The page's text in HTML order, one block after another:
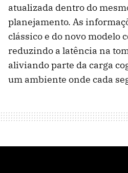
atualizada dentro do
planejamento. As
clássico e do novo modelo
reduzindo a latência na
aliviando parte da carga
um ambiente onde cada